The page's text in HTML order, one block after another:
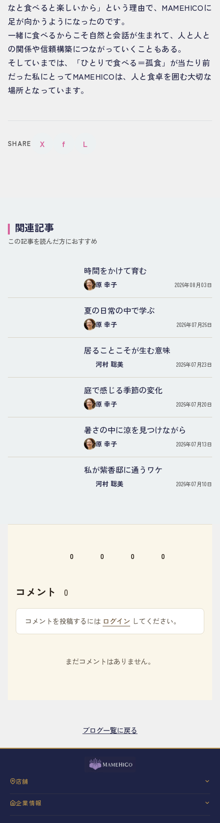
なと食べると楽しいから」という理由で、MAMEHICOに
足が向かうようになったのです。
一緒に食べるからこそ自然と会話が生まれて、人と人と
の関係や信頼構築につながっていくこともある。
そしていまでは、「ひとりで食べる＝孤食」が当たり前
だった私にとってMAMEHICOは、人と食卓を囲む大切な
場所となっています。
SHARE X f L
関連記事
この記事を読んだ方におすすめ
時間をかけて育む
原 幸子 2026年08月03日
夏の日常の中で学ぶ
原 幸子 2026年07月26日
居ることこそが生む意味
河村 聡美 2026年07月23日
庭で感じる季節の変化
原 幸子 2026年07月20日
暑さの中に涼を見つけながら
原 幸子 2026年07月13日
私が紫香邸に通うワケ
河村 聡美 2026年07月10日
0 0 0 0
コメント 0
コメントを投稿するには ログイン してください。
まだコメントはありません。
ブログ一覧に戻る
店舗
企業情報